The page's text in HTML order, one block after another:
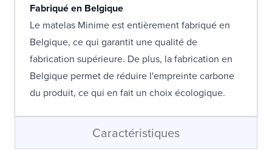
Fabriqué en Belgique
Le matelas Minime est entièrement fabriqué en
Belgique, ce qui garantit une qualité de
fabrication supérieure. De plus, la fabrication en
Belgique permet de réduire l'empreinte carbone
du produit, ce qui en fait un choix écologique.
Caractéristiques